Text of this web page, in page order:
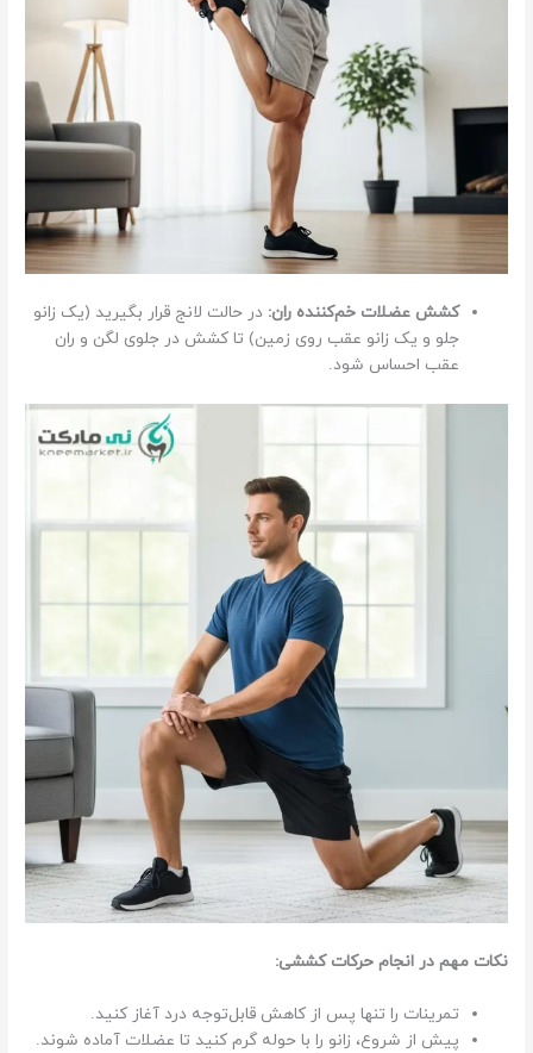
کشش عضلات خم‌کننده ران: در حالت لانج قرار بگیرید (یک زانو
جلو و یک زانو عقب روی زمین) تا کشش در جلوی لگن و ران
عقب احساس شود.
نکات مهم در انجام حرکات کششی:
تمرینات را تنها پس از کاهش قابل‌توجه درد آغاز کنید.
پیش از شروع، زانو را با حوله گرم کنید تا عضلات آماده شوند.